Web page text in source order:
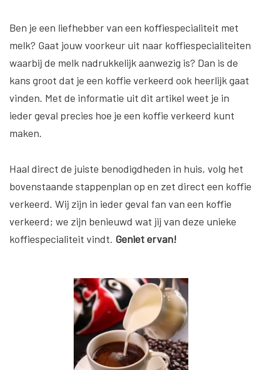
Ben je een liefhebber van een koffiespecialiteit met
melk? Gaat jouw voorkeur uit naar koffiespecialiteiten
waarbij de melk nadrukkelijk aanwezig is? Dan is de
kans groot dat je een koffie verkeerd ook heerlijk gaat
vinden. Met de informatie uit dit artikel weet je in
ieder geval precies hoe je een koffie verkeerd kunt
maken.
Haal direct de juiste benodigdheden in huis, volg het
bovenstaande stappenplan op en zet direct een koffie
verkeerd. Wij zijn in ieder geval fan van een koffie
verkeerd; we zijn benieuwd wat jij van deze unieke
koffiespecialiteit vindt. Geniet ervan!